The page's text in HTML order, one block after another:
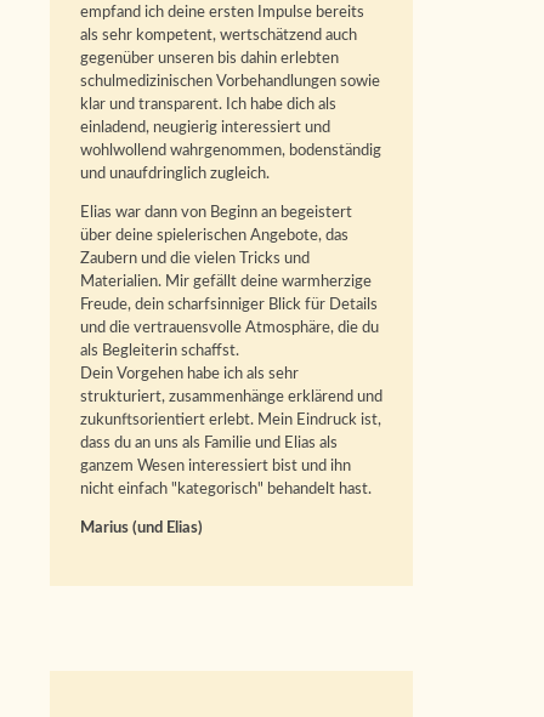
empfand ich deine ersten Impulse bereits
als sehr kompetent, wertschätzend auch
gegenüber unseren bis dahin erlebten
schulmedizinischen Vorbehandlungen sowie
klar und transparent. Ich habe dich als
einladend, neugierig interessiert und
wohlwollend wahrgenommen, bodenständig
und unaufdringlich zugleich.
Elias war dann von Beginn an begeistert
über deine spielerischen Angebote, das
Zaubern und die vielen Tricks und
Materialien. Mir gefällt deine warmherzige
Freude, dein scharfsinniger Blick für Details
und die vertrauensvolle Atmosphäre, die du
als Begleiterin schaffst.
Dein Vorgehen habe ich als sehr
strukturiert, zusammenhänge erklärend und
zukunftsorientiert erlebt. Mein Eindruck ist,
dass du an uns als Familie und Elias als
ganzem Wesen interessiert bist und ihn
nicht einfach "kategorisch" behandelt hast.
Marius (und Elias)